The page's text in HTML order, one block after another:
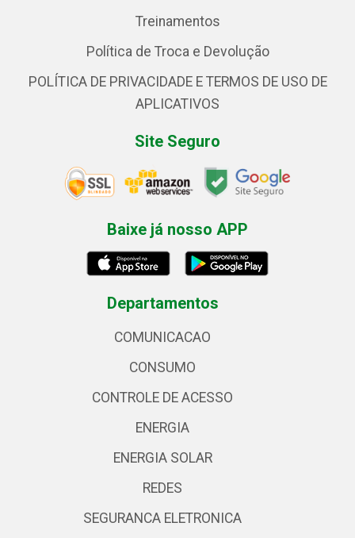
Treinamentos
Política de Troca e Devolução
POLÍTICA DE PRIVACIDADE E TERMOS DE USO DE
APLICATIVOS
Site Seguro
Baixe já nosso APP
Departamentos
COMUNICACAO
CONSUMO
CONTROLE DE ACESSO
ENERGIA
ENERGIA SOLAR
REDES
SEGURANCA ELETRONICA